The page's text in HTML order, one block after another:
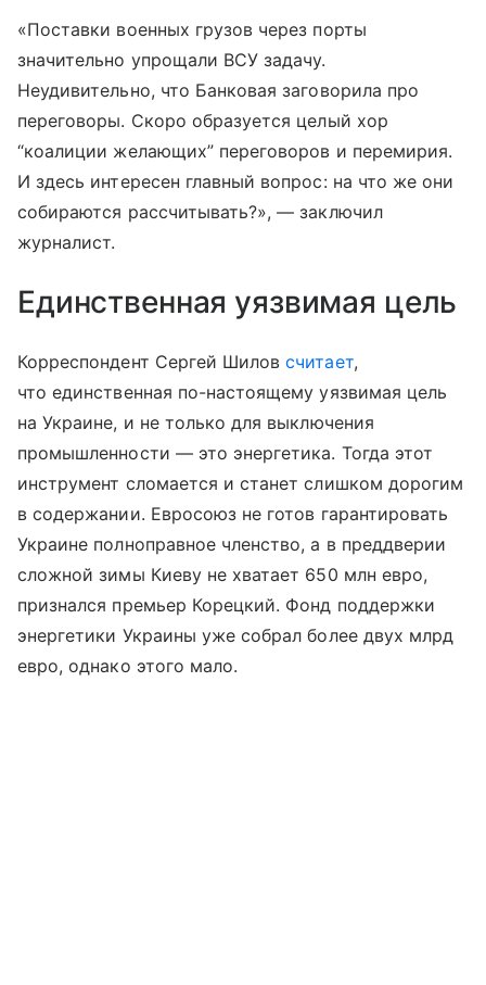
«Поставки военных грузов через порты
значительно упрощали ВСУ задачу.
Неудивительно, что Банковая заговорила про
переговоры. Скоро образуется целый хор
“коалиции желающих” переговоров и перемирия.
И здесь интересен главный вопрос: на что же они
собираются рассчитывать?», — заключил
журналист.
Единственная уязвимая цель
Корреспондент Сергей Шиловсчитает,
что единственная по-настоящему уязвимая цель
на Украине, и не только для выключения
промышленности — это энергетика. Тогда этот
инструмент сломается и станет слишком дорогим
в содержании. Евросоюз не готов гарантировать
Украине полноправное членство, а в преддверии
сложной зимы Киеву не хватает 650 млн евро,
признался премьер Корецкий. Фонд поддержки
энергетики Украины уже собрал более двух млрд
евро, однако этого мало.